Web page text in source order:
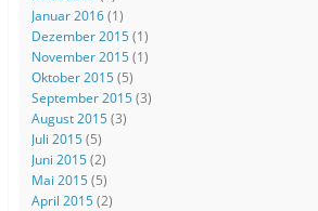
Januar 2016(1)
Dezember 2015(1)
November 2015(1)
Oktober 2015(5)
September 2015(3)
August 2015(3)
Juli 2015(5)
Juni 2015(2)
Mai 2015(5)
April 2015(2)